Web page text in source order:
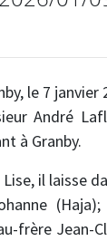
le 7 janvier
André
à Granby.
il laisse
frère Jean-